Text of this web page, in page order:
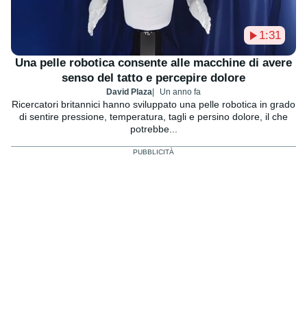
1:31
Una pelle robotica consente alle macchine di avere
senso del tatto e percepire dolore
David Plaza Un anno fa
Ricercatori britannici hanno sviluppato una pelle robotica in grado
di sentire pressione, temperatura, tagli e persino dolore, il che
potrebbe...